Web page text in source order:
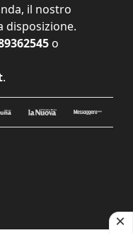
il nostro
disposizione.
o
.